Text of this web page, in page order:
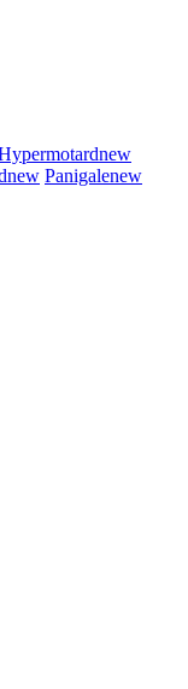
new
new Panigalenew